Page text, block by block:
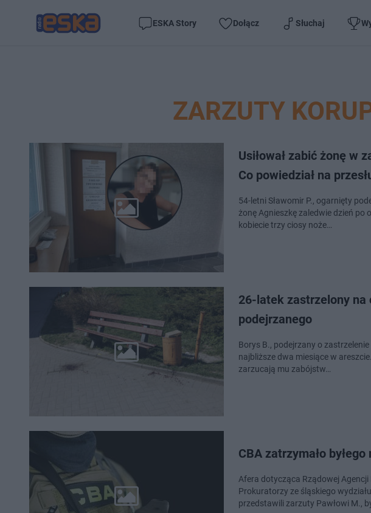
ESKA Story Dołącz Słuchaj
ZARZUTY
Usiłował zabić żonę w
Co powiedział na
54-letni Sławomir P., ogarnięty
żonę Agnieszkę zaledwie dzień
kobiecie trzy ciosy noże…
26-latek zastrzelony na
podejrzanego
Borys B., podejrzany o
najbliższe dwa miesiące w
zarzucają mu zabójstw…
CBA zatrzymało
Afera dotycząca Rządowej
Prokuratorzy ze śląskiego
przedstawili zarzuty Pawłowi M.,